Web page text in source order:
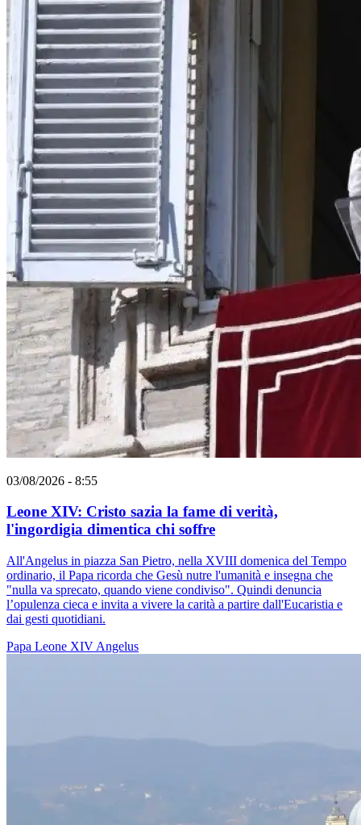
03/08/2026 - 8:55
Leone XIV: Cristo sazia la fame di verità,
l'ingordigia dimentica chi soffre
All'Angelus in piazza San Pietro, nella XVIII domenica del Tempo
ordinario, il Papa ricorda che Gesù nutre l'umanità e insegna che
"nulla va sprecato, quando viene condiviso". Quindi denuncia
l’opulenza cieca e invita a vivere la carità a partire dall'Eucaristia e
dai gesti quotidiani.
Papa Leone XIV Angelus